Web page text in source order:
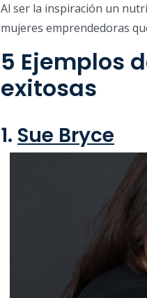
Al ser la inspiración un
mujeres emprendedoras
5 Ejemplos
exitosas
1. Sue Bryce